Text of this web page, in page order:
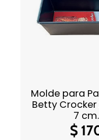
Molde para
Betty Crocker
7 cm.
$